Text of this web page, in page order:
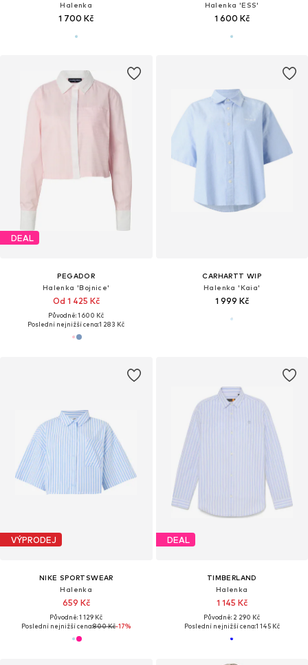
Halenka
1 700 Kč
Halenka 'ESS'
1 600 Kč
DEAL
PEGADOR
Halenka 'Bojnice'
Od 1 425 Kč
Původně: 1 600 Kč
Poslední nejnižší cena:1 283 Kč
CARHARTT WIP
Halenka 'Kaia'
1 999 Kč
VÝPRODEJ
NIKE SPORTSWEAR
Halenka
659 Kč
Původně: 1 129 Kč
Poslední nejnižší cena:800 Kč-17%
DEAL
TIMBERLAND
Halenka
1 145 Kč
Původně: 2 290 Kč
Poslední nejnižší cena:1 145 Kč